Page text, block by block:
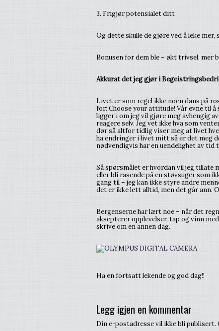
3. Frigjør potensialet ditt
Og dette skulle de gjøre ved å leke
Bonusen for dem ble – økt trivsel,
Akkurat det jeg gjør i
Livet er som regel ikke noen dans på
for: Choose your attitude! Vår evne til
ligger i om jeg vil gjøre meg avhengig
reagere selv. Jeg vet ikke hva som
dør så altfor tidlig viser meg at livet
ha endringer i livet mitt så er det meg
nødvendigvis har en uendelighet av tid
Så spørsmålet er hvordan vil jeg tillate
eller bli rasende på en støvsuger som
gang til – jeg kan ikke styre andre
det er ikke lett alltid, men det går ann.
Bergenserne har lært noe – når det
aksepterer opplevelser, tap og vinn
skrive om en annen dag.
Ha en fortsatt lekende og god dag!!
Legg igjen en kommentar
Din e-postadresse vil ikke bli publisert.